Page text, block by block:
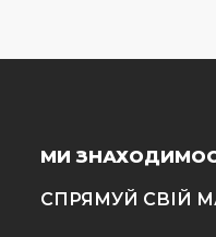
МИ
СПРЯМУЙ СВІЙ